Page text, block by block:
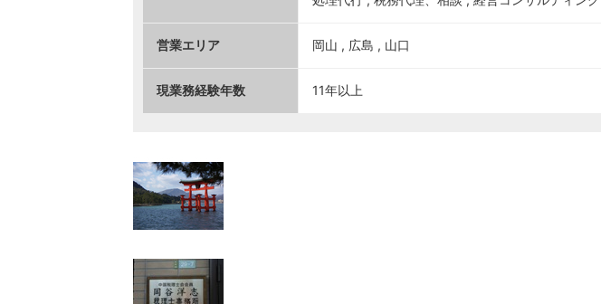
営業エリア 岡山 , 広島 , 山口
現業務経験年数 11年以上